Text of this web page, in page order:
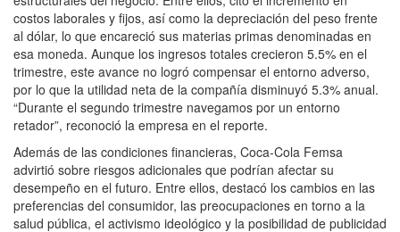
costos laborales y fijos, así como la depreciación del peso frente
al dólar, lo que encareció sus materias primas denominadas en
esa moneda. Aunque los ingresos totales crecieron 5.5% en el
trimestre, este avance no logró compensar el entorno adverso,
por lo que la utilidad neta de la compañía disminuyó 5.3% anual.
“Durante el segundo trimestre navegamos por un entorno
retador”, reconoció la empresa en el reporte.
Además de las condiciones financieras, Coca-Cola Femsa
advirtió sobre riesgos adicionales que podrían afectar su
desempeño en el futuro. Entre ellos, destacó los cambios en las
preferencias del consumidor, las preocupaciones en torno a la
salud pública, el activismo ideológico y la posibilidad de publicidad